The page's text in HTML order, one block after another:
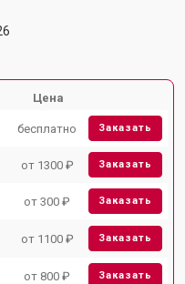
Цена
бесплатно Заказать
от 1300 ₽ Заказать
от 300 ₽ Заказать
от 1100 ₽ Заказать
от 800 ₽ Заказать